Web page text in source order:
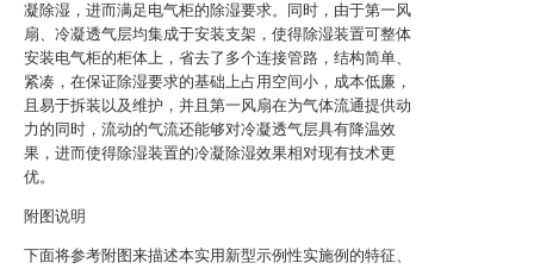
凝除湿，进而满足电气柜的除湿要求。同时，由于第一风
扇、冷凝透气层均集成于安装支架，使得除湿装置可整体
安装电气柜的柜体上，省去了多个连接管路，结构简单、
紧凑，在保证除湿要求的基础上占用空间小，成本低廉，
且易于拆装以及维护，并且第一风扇在为气体流通提供动
力的同时，流动的气流还能够对冷凝透气层具有降温效
果，进而使得除湿装置的冷凝除湿效果相对现有技术更
优。
附图说明
下面将参考附图来描述本实用新型示例性实施例的特征、